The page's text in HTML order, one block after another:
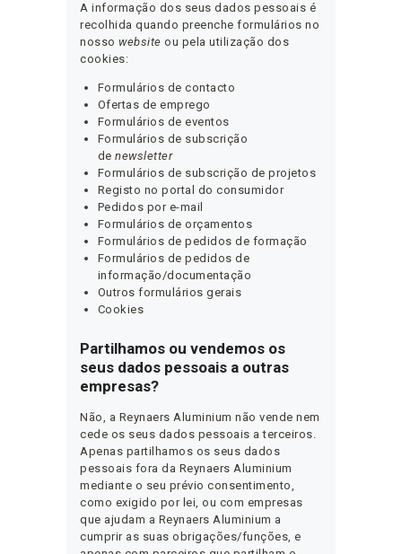
A informação dos seus dados pessoais é
recolhida quando preenche formulários no
nosso website ou pela utilização dos
cookies:
Formulários de contacto
Ofertas de emprego
Formulários de eventos
Formulários de subscrição
de newsletter
Formulários de subscrição de projetos
Registo no portal do consumidor
Pedidos por e-mail
Formulários de orçamentos
Formulários de pedidos de formação
Formulários de pedidos de
informação/documentação
Outros formulários gerais
Cookies
Partilhamos ou vendemos os
seus dados pessoais a outras
empresas?
Não, a Reynaers Aluminium não vende nem
cede os seus dados pessoais a terceiros.
Apenas partilhamos os seus dados
pessoais fora da Reynaers Aluminium
mediante o seu prévio consentimento,
como exigido por lei, ou com empresas
que ajudam a Reynaers Aluminium a
cumprir as suas obrigações/funções, e